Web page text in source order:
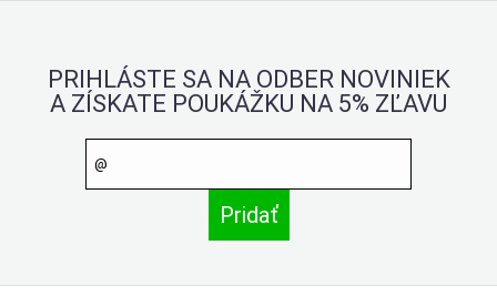
PRIHLÁSTE SA NA ODBER NOVINIEK
A ZÍSKATE POUKÁŽKU NA 5% ZĽAVU